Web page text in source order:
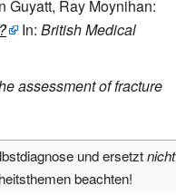
Guyatt, Ray Moynihan:
In: British Medical
assessment of fracture
und ersetztnicht
beachten!